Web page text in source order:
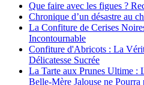
Que faire avec les figues ?
Chronique d’un désastre au
La Confiture de Cerises
Incontournable
Confiture d'Abricots : La
Délicatesse Sucrée
La Tarte aux Prunes Ultime :
Belle-Mère Jalouse ne Pourra